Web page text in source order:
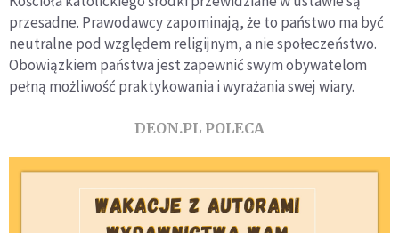
przesadne. Prawodawcy zapominają, że to państwo ma być
neutralne pod względem religijnym, a nie społeczeństwo.
Obowiązkiem państwa jest zapewnić swym obywatelom
pełną możliwość praktykowania i wyrażania swej wiary.
DEON.PL POLECA